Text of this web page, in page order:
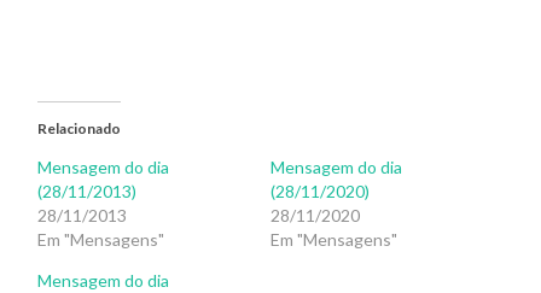
Relacionado
Mensagem do dia
(28/11/2013)
28/11/2013
Em "Mensagens"
Mensagem do dia
(28/11/2020)
28/11/2020
Em "Mensagens"
Mensagem do dia